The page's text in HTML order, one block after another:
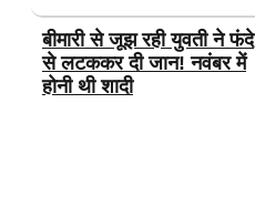
बीमारी से जूझ रही युवती ने फंदे
से लटककर दी जान! नवंबर में
होनी थी शादी